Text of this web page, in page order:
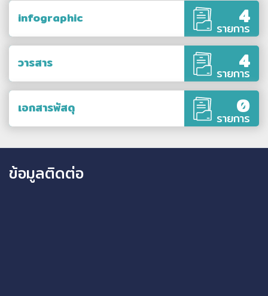
infographic
4
รายการ
วารสาร
4
รายการ
เอกสารพัสดุ
0
รายการ
ข้อมูลติดต่อ